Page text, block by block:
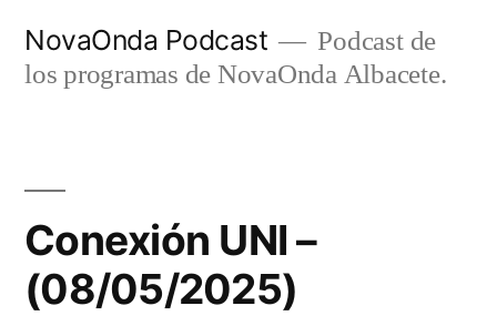
NovaOnda Podcast
Podcast de
los programas de NovaOnda Albacete.
Conexión UNI –
(08/05/2025)